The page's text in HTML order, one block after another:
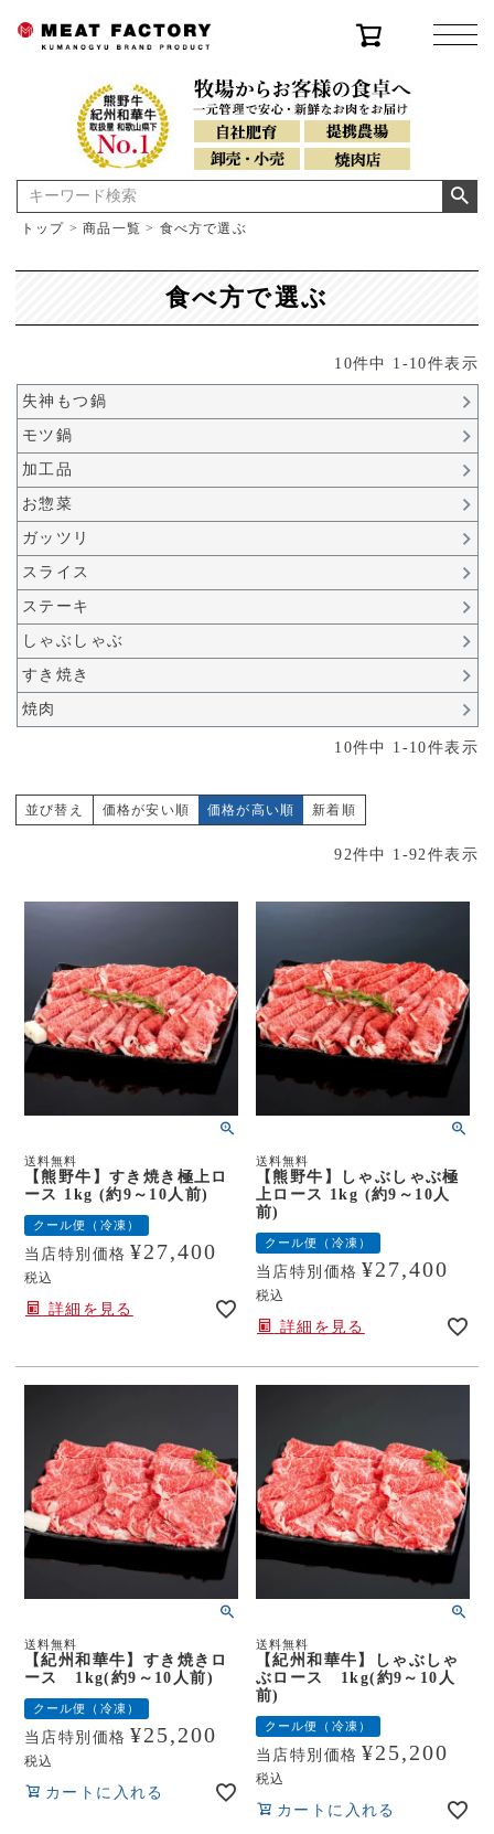
トップ 商品一覧 食べ方で選ぶ
食べ方で選ぶ
10件中 1 -10件表示
失神もつ鍋
モツ鍋
加工品
お惣菜
ガッツリ
スライス
ステーキ
しゃぶしゃぶ
すき焼き
焼肉
10件中 1 -10件表示
並び替え 価格が安い順 価格が高い順 新着順
92件中 1 -92 件表示
送料無料
【熊野牛】すき焼き極上ロ
ース 1kg (約9～10人前)
クール便（冷凍）
当店特別価格 ¥27,400
税込
詳細を見る
送料無料
【熊野牛】しゃぶしゃぶ極
上ロース 1kg (約9～10人
前)
クール便（冷凍）
当店特別価格 ¥27,400
税込
詳細を見る
送料無料
【紀州和華牛】すき焼きロ
ース 1kg(約9～10人前)
クール便（冷凍）
当店特別価格 ¥25,200
税込
カートに入れる
送料無料
【紀州和華牛】しゃぶしゃ
ぶロース 1kg(約9～10人
前)
クール便（冷凍）
当店特別価格 ¥25,200
税込
カートに入れる